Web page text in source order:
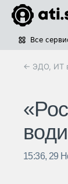
Все
← ЭДО, ИТ
15:36, 29